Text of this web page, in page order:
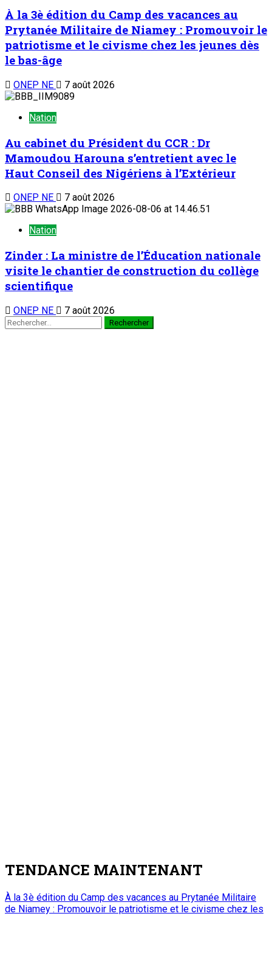
À la 3è édition du Camp des vacances au
Prytanée Militaire de Niamey : Promouvoir le
patriotisme et le civisme chez les jeunes dès
le bas-âge
ONEP NE 7 août 2026
Nation
Au cabinet du Président du CCR : Dr
Mamoudou Harouna s’entretient avec le
Haut Conseil des Nigériens à l’Extérieur
ONEP NE 7 août 2026
Nation
Zinder : La ministre de l’Éducation nationale
visite le chantier de construction du collège
scientifique
ONEP NE
7 août 2026
Rechercher :
TENDANCE MAINTENANT
À la 3è édition du Camp des vacances au Prytanée Militaire
de Niamey : Promouvoir le patriotisme et le civisme chez les